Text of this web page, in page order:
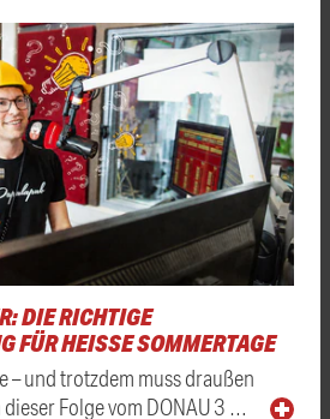
DIE RICHTIGE
FÜR HEISSE SOMMERTAGE
– und trotzdem muss draußen
Folge vom DONAU 3 …